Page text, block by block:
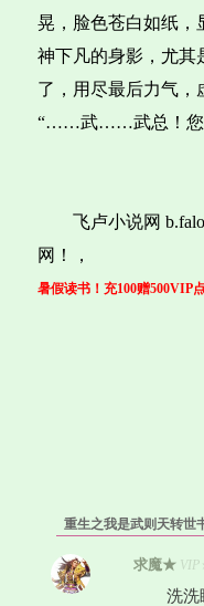
晃，脸色苍白如纸，
神下凡的身影，尤其
了，用尽最后力气，
“……武……武总！
飞卢小说网
网！，
暑假读书！充100赠500VIP
重生之我是武则天转世
求魔★
洗洗睡